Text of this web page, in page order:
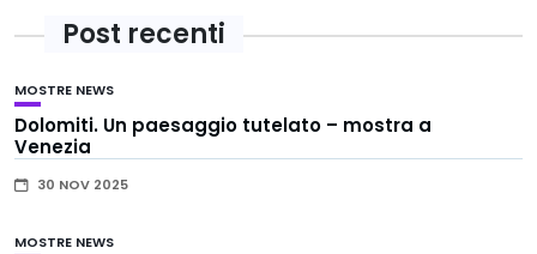
Post recenti
MOSTRE NEWS
Dolomiti. Un paesaggio tutelato – mostra a
Venezia
30 NOV 2025
MOSTRE NEWS